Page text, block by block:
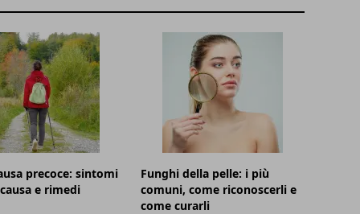
precoce: sintomi
e rimedi
Funghi della pelle: i più
comuni, come riconoscerli e
come curarli